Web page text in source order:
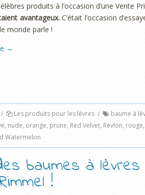
produits à l’occasion d’une Vente
avantageux.C’était l’occasion
monde parle !
→
/ Les produits pour les lèvres / baume à
, nude, orange, prune, Red Velvet, Revlon, rouge,
Watermelon
baumes à
!